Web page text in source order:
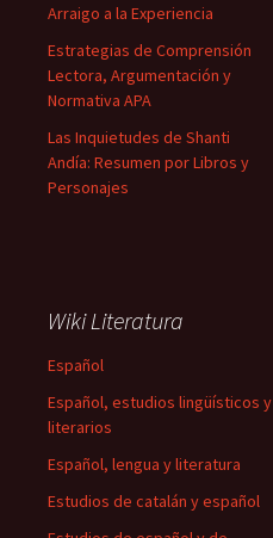
Arraigo a la Experiencia
Estrategias de Comprensión
Lectora, Argumentación y
Normativa APA
Las Inquietudes de Shanti
Andía: Resumen por Libros y
Personajes
Wiki Literatura
Español
Español, estudios lingüísticos y
literarios
Español, lengua y literatura
Estudios de catalán y español